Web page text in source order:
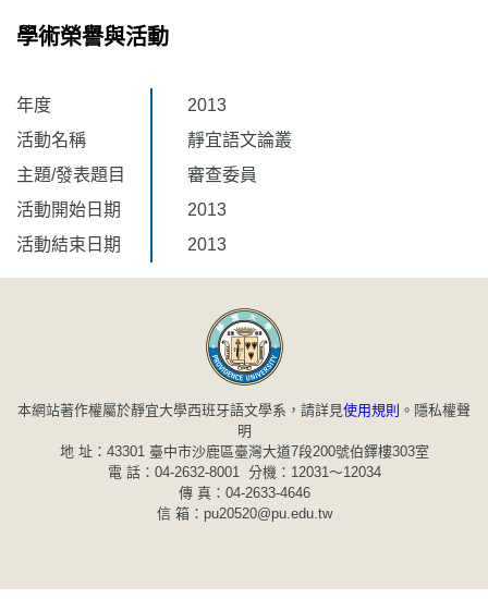
學術榮譽與活動
年度
2013
活動名稱
靜宜語文論叢
主題/發表題目
審查委員
活動開始日期
2013
活動結束日期
2013
本網站著作權屬於靜宜大學西班牙語文學系，請詳見使用規則 。 隱私權聲
明
地 址：43301 臺中市沙鹿區臺灣大道7段200號伯鐸樓303室
電 話：04-2632-8001 分機：12031～12034
傳 真：04-2633-4646
信 箱：pu20520@pu.edu.tw